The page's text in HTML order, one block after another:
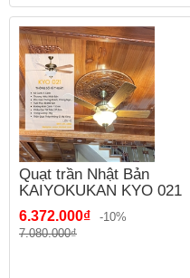
Quạt trần Nhật Bản
KAIYOKUKAN KYO 021
6.372.000₫
-10%
7.080.000₫